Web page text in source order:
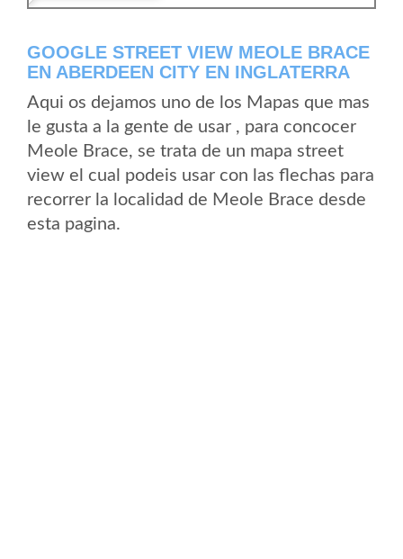
GOOGLE STREET VIEW MEOLE BRACE
EN ABERDEEN CITY EN INGLATERRA
Aqui os dejamos uno de los Mapas que mas
le gusta a la gente de usar , para concocer
Meole Brace, se trata de un mapa street
view el cual podeis usar con las flechas para
recorrer la localidad de Meole Brace desde
esta pagina.